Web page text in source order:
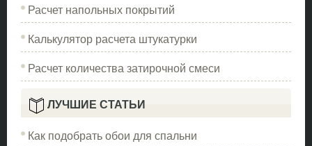
Расчет напольных покрытий
Калькулятор расчета штукатурки
Расчет количества затирочной смеси
ЛУЧШИЕ СТАТЬИ
Как подобрать обои для спальни